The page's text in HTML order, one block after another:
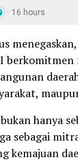
16 hours
hanya
sebagai
kemajuan